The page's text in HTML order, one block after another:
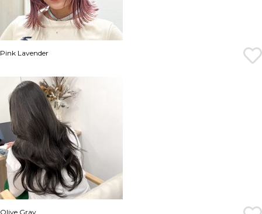
Pink Lavender
Olive Gray